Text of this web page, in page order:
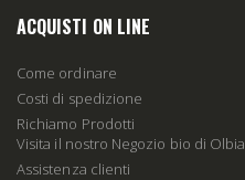
ACQUISTI ON LINE
Come ordinare
Costi di spedizione
Richiamo Prodotti
Visita il nostro Negozio bio di Olbia
Assistenza clienti